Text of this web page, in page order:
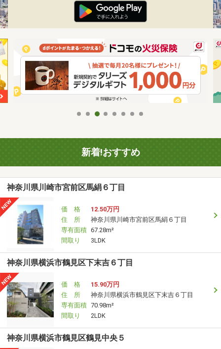
新着!おすすめ
神奈川県川崎市宮前区馬絹６丁目
価 格
12.50万円
住 所
神奈川県川崎市宮前区馬絹６丁目
専有面積 67.28m²
間取り
3LDK
神奈川県横浜市鶴見区下末吉６丁目
価 格
15.90万円
住 所
神奈川県横浜市鶴見区下末吉６丁目
専有面積 70.98m²
間取り
2LDK
神奈川県横浜市鶴見区鶴見中央５